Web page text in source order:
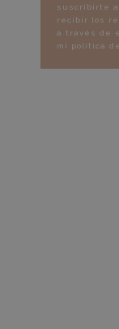
suscribirte
recibir los
a través de
mi política